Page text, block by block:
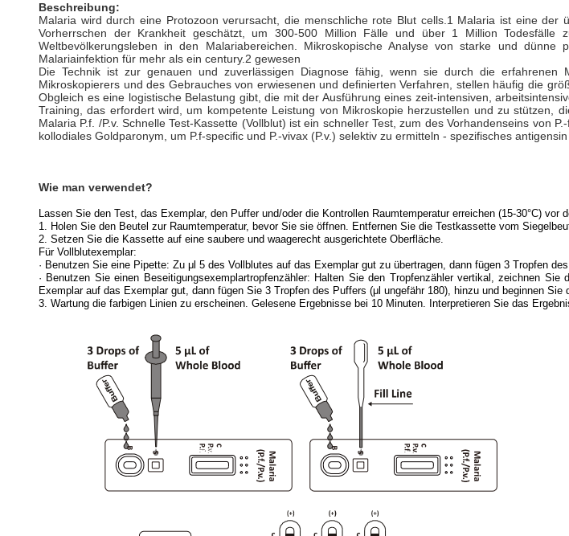
Beschreibung:
Malaria wird durch eine Protozoon verursacht, die menschliche rote Blut cells.1 Malaria ist eine
Vorherrschen der Krankheit geschätzt, um 300-500 Million Fälle und über 1 Million
Weltbevölkerungsleben in den Malariabereichen. Mikroskopische Analyse von starke und
Malariainfektion für mehr als ein century.2 gewesen
Die Technik ist zur genauen und zuverlässigen Diagnose fähig, wenn sie durch die
Mikroskopierers und des Gebrauches von erwiesenen und definierten Verfahren, stellen häufig die
Obgleich es eine logistische Belastung gibt, die mit der Ausführung eines zeit-intensiven,
Training, das erfordert wird, um kompetente Leistung von Mikroskopie herzustellen und zu stützen,
Malaria P.f. /P.v. Schnelle Test-Kassette (Vollblut) ist ein schneller Test, zum des Vorhandenseins von
kollodiales Goldparonym, um P.f-specific und P.-vivax (P.v.) selektiv zu ermitteln - spezifisches antigensin
Wie man verwendet?
Lassen Sie den Test, das Exemplar, den Puffer und/oder die Kontrollen Raumtemperatur erreichen (15-30°C) vor
1. Holen Sie den Beutel zur Raumtemperatur, bevor Sie sie öffnen. Entfernen Sie die Testkassette vom
2. Setzen Sie die Kassette auf eine saubere und waagerecht ausgerichtete Oberfläche.
Für Vollblutexemplar:
· Benutzen Sie eine Pipette: Zu μl 5 des Vollblutes auf das Exemplar gut zu übertragen, dann fügen 3 Tropfen
· Benutzen Sie einen Beseitigungsexemplartropfenzähler: Halten Sie den Tropfenzähler vertikal, zeichnen
Exemplar auf das Exemplar gut, dann fügen Sie 3 Tropfen des Puffers (μl ungefähr 180), hinzu und beginnen Sie
3. Wartung die farbigen Linien zu erscheinen. Gelesene Ergebnisse bei 10 Minuten. Interpretieren Sie das